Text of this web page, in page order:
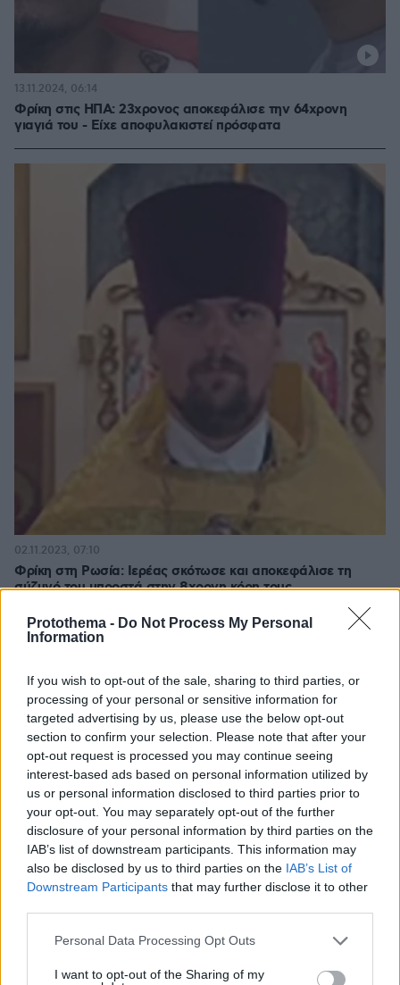
Protothema - Do Not Process My Personal
Information
If you wish to opt-out of the sale, sharing to third parties, or
processing of your personal or sensitive information for
targeted advertising by us, please use the below opt-out
section to confirm your selection. Please note that after your
opt-out request is processed you may continue seeing
interest-based ads based on personal information utilized by
us or personal information disclosed to third parties prior to
your opt-out. You may separately opt-out of the further
disclosure of your personal information by third parties on the
IAB’s list of downstream participants. This information may
also be disclosed by us to third parties on the IAB’s List of
Downstream Participants that may further disclose it to other
Please note that this website/app uses one or more Google
not limited to your visit or usage behaviour. You may click to
Personal Data Processing Opt Outs
I want to opt-out of the Sharing of my
Φρίκη στις ΗΠΑ: 23χρονος αποκεφάλισε την 64χρονη
γιαγιά του - Είχε αποφυλακιστεί πρόσφατα
13.11.2024, 06:14
Φρίκη στη Ρωσία: Ιερέας σκότωσε και αποκεφάλισε τη
σύζυγό του μπροστά στην 8χρονη κόρη τους
02.11.2023, 07:10
Thema Insights